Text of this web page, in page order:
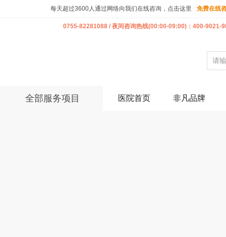
每天超过3600人通过网络向我们在线咨询，点击这里 免费在线
0755-82281088 / 夜间咨询热线(00:00-09:00)：400-9021-
全部服务项目 医院首页 非凡品牌